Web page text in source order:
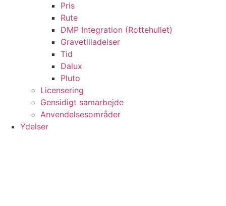
Pris
Rute
DMP Integration (Rottehullet)
Gravetilladelser
Tid
Dalux
Pluto
Licensering
Gensidigt samarbejde
Anvendelsesområder
Ydelser